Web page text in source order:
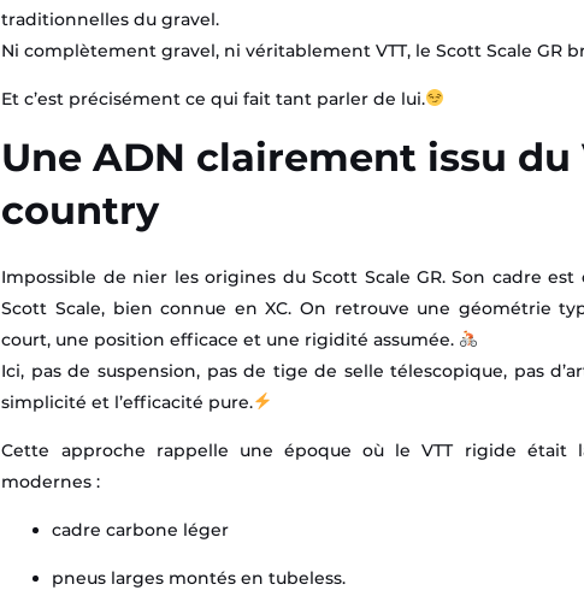
traditionnelles du gravel.
Ni complètement gravel, ni véritablement VTT, le Scott Scale GR
Et c’est précisément ce qui fait tant parler de lui.
Une ADN clairement issu du
country
Impossible de nier les origines du Scott Scale GR. Son cadre
Scott Scale, bien connue en XC. On retrouve une géométrie
court, une position efficace et une rigidité assumée.
Ici, pas de suspension, pas de tige de selle télescopique, pas
simplicité et l’efficacité pure.
Cette approche rappelle une époque où le VTT rigide était
modernes :
cadre carbone léger
pneus larges montés en tubeless.